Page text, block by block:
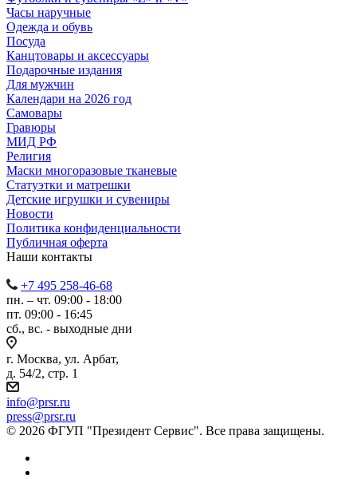
Часы наручные
Одежда и обувь
Посуда
Канцтовары и аксессуары
Подарочные издания
Для мужчин
Календари на 2026 год
Самовары
Гравюры
МИД РФ
Религия
Маски многоразовые тканевые
Статуэтки и матрешки
Детские игрушки и сувениры
Новости
Политика конфиденциальности
Публичная оферта
Наши контакты
+7 495 258-46-68
пн. – чт. 09:00 - 18:00
пт. 09:00 - 16:45
сб., вс. - выходные дни
г. Москва, ул. Арбат,
д. 54/2, стр. 1
info@prsr.ru
press@prsr.ru
© 2026 ФГУП "Президент Сервис". Все права защищены.